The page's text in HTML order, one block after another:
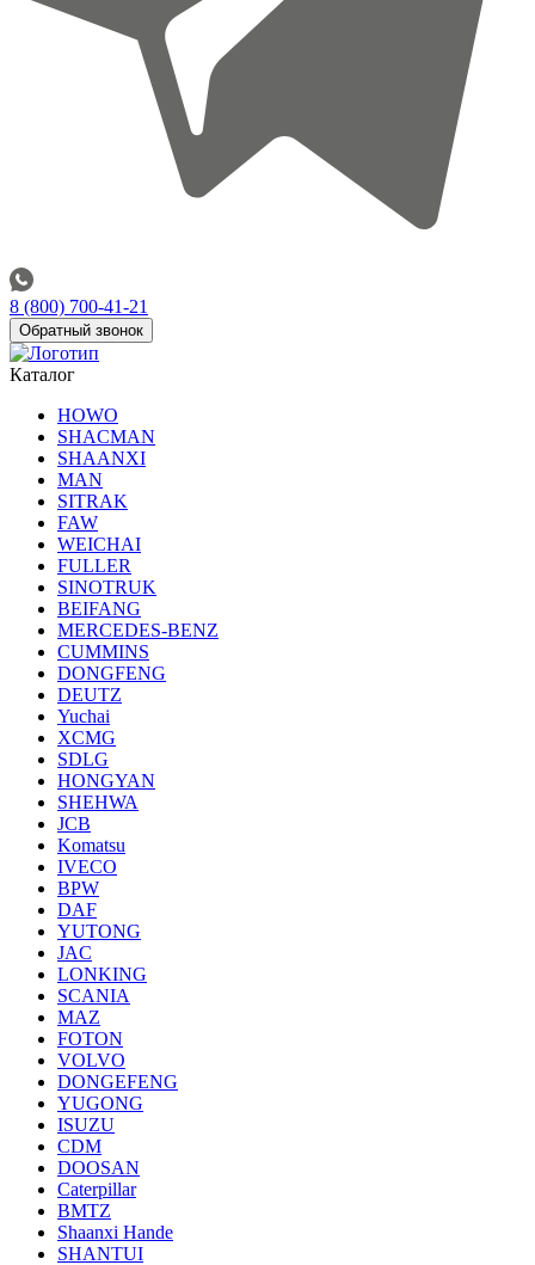
8 (800) 700-41-21
Обратный звонок
Каталог
HOWO
SHACMAN
SHAANXI
MAN
SITRAK
FAW
WEICHAI
FULLER
SINOTRUK
BEIFANG
MERCEDES-BENZ
CUMMINS
DONGFENG
DEUTZ
Yuchai
XCMG
SDLG
HONGYAN
SHEHWA
JCB
Komatsu
IVECO
BPW
DAF
YUTONG
JAC
LONKING
SCANIA
MAZ
FOTON
VOLVO
DONGEFENG
YUGONG
ISUZU
CDM
DOOSAN
Caterpillar
BMTZ
Shaanxi Hande
SHANTUI